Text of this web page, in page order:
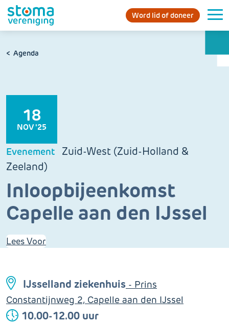
Word lid of doneer
Agenda
18
NOV '25
Evenement
Zuid-West (Zuid-Holland &
Zeeland)
Inloopbijeenkomst
Capelle aan den IJssel
Lees Voor
IJsselland ziekenhuis - Prins
Constantijnweg 2, Capelle aan den IJssel
10.00-12.00 uur